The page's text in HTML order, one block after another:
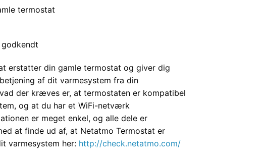
termostat
erstatter din gamle termostat og giver dig
af dit varmesystem fra din
der kræves er, at termostaten er kompatibel
og at du har et WiFi-netværk
er meget enkel, og alle dele er
at finde ud af, at Netatmo Termostat er
varmesystem her: http://check.netatmo.com/